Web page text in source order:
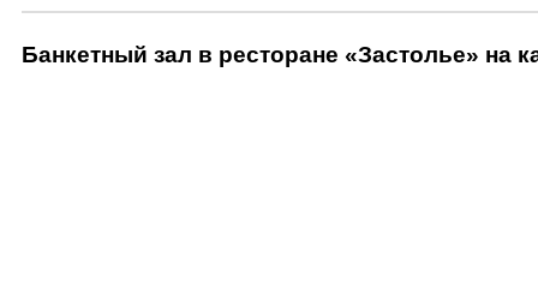
Банкетный зал в ресторане «Застолье» на